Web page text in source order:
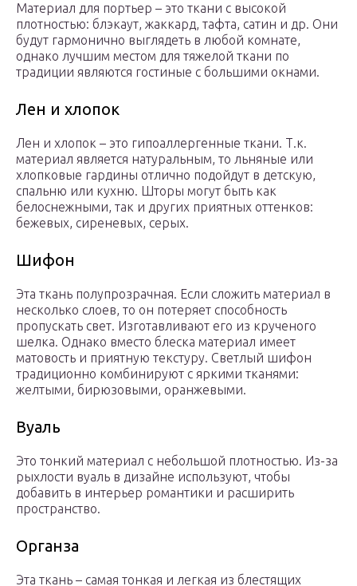
Материал для портьер – это ткани с высокой
плотностью: блэкаут, жаккард, тафта, сатин и др. Они
будут гармонично выглядеть в любой комнате,
однако лучшим местом для тяжелой ткани по
традиции являются гостиные с большими окнами.
Лен и хлопок
Лен и хлопок – это гипоаллергенные ткани. Т.к.
материал является натуральным, то льняные или
хлопковые гардины отлично подойдут в детскую,
спальню или кухню. Шторы могут быть как
белоснежными, так и других приятных оттенков:
бежевых, сиреневых, серых.
Шифон
Эта ткань полупрозрачная. Если сложить материал в
несколько слоев, то он потеряет способность
пропускать свет. Изготавливают его из крученого
шелка. Однако вместо блеска материал имеет
матовость и приятную текстуру. Светлый шифон
традиционно комбинируют с яркими тканями:
желтыми, бирюзовыми, оранжевыми.
Вуаль
Это тонкий материал с небольшой плотностью. Из-за
рыхлости вуаль в дизайне используют, чтобы
добавить в интерьер романтики и расширить
пространство.
Органза
Эта ткань – самая тонкая и легкая из блестящих